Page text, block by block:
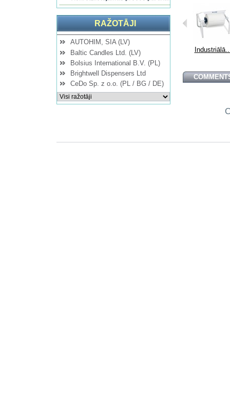
RAŽOTĀJI
AUTOHIM, SIA (LV)
Baltic Candles Ltd. (LV)
Bolsius International B.V. (PL)
Brightwell Dispensers Ltd
CeDo Sp. z o.o. (PL / BG / DE)
Industriālā... Industriālā... Industriālā...